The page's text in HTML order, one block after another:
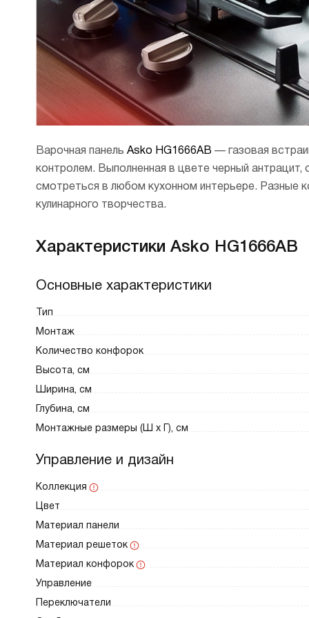
Варочная панель Asko HG1666AB — газовая
контролем. Выполненная в цвете черный
смотреться в любом кухонном интерьере. Разные
кулинарного творчества.
Характеристики Asko HG1666AB
Основные характеристики
Тип
Монтаж
Количество конфорок
Высота, см
Ширина, см
Глубина, см
Монтажные размеры (Ш х Г), см
Управление и дизайн
Коллекция
Цвет
Материал панели
Материал решеток
Материал конфорок
Управление
Переключатели